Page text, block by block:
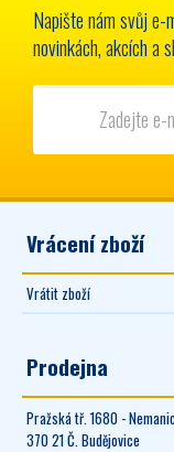
Napište nám svůj e-
novinkách, akcích a
Vrácení zboží
Vrátit zboží
Prodejna
Pražská tř. 1680 -
370 21 Č. Budějovice